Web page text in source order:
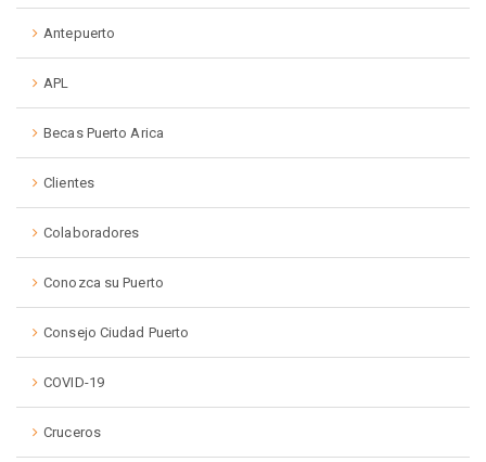
Antepuerto
APL
Becas Puerto Arica
Clientes
Colaboradores
Conozca su Puerto
Consejo Ciudad Puerto
COVID-19
Cruceros